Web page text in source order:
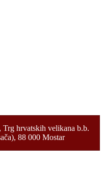
Trg hrvatskih velikana b.b.
88 000 Mostar